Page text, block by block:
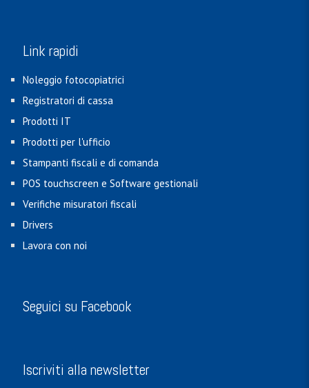
Link rapidi
Noleggio fotocopiatrici
Registratori di cassa
Prodotti IT
Prodotti per l'ufficio
Stampanti fiscali e di comanda
POS touchscreen e Software gestionali
Verifiche misuratori fiscali
Drivers
Lavora con noi
Seguici su Facebook
Iscriviti alla newsletter